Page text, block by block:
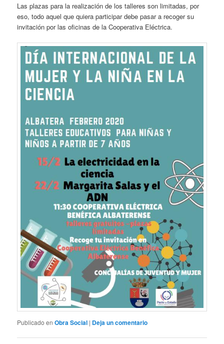
Las plazas para la realización de los talleres son limitadas, por
eso, todo aquel que quiera participar debe pasar a recoger su
invitación por las oficinas de la Cooperativa Eléctrica.
Publicado en Obra Social | Deja un comentario